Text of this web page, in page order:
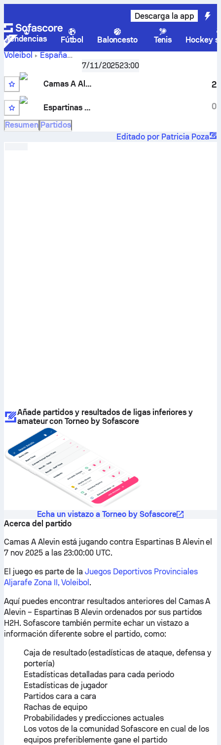
Descarga la app
Tendencias Fútbol Baloncesto Tenis
Hockey
Voleibol
España
Juegos Deportivos Provinciales, Alevín - Grupo B
Camas A Alevin – Espartinas B Alevin resultados,
calendario, estadísticas, cara a cara y predicciones
7/11/202523:00
Camas A Alevin
Espartinas B Alevin
2
0
Resumen Partidos
Editado por Patricia Poza
Añade partidos y resultados de ligas inferiores y
amateur con Torneo by Sofascore
Echa un vistazo a Torneo by Sofascore
Acerca del partido
Camas A Alevin está jugando contra Espartinas B Alevin el
7 nov 2025 a las 23:00:00 UTC.
El juego es parte de laJuegos Deportivos Provinciales
Aljarafe Zona II, Voleibol .
Aquí puedes encontrar resultados anteriores del Camas A
Alevin – Espartinas B Alevin ordenados por sus partidos
H2H. Sofascore también permite echar un vistazo a
información diferente sobre el partido, como:
Caja de resultado (estadísticas de ataque, defensa y
portería)
Estadísticas detalladas para cada periodo
Estadísticas de jugador
Partidos cara a cara
Rachas de equipo
Probabilidades y predicciones actuales
Los votos de la comunidad Sofascore en cual de los
equipos preferiblemente gane el partido